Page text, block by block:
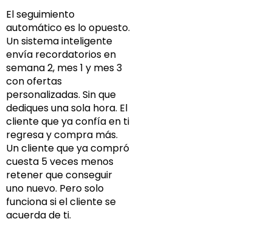
El seguimiento
automático es lo opuesto.
Un sistema inteligente
envía recordatorios en
semana 2, mes 1 y mes 3
con ofertas
personalizadas. Sin que
dediques una sola hora. El
cliente que ya confía en ti
regresa y compra más.
Un cliente que ya compró
cuesta 5 veces menos
retener que conseguir
uno nuevo. Pero solo
funciona si el cliente se
acuerda de ti.